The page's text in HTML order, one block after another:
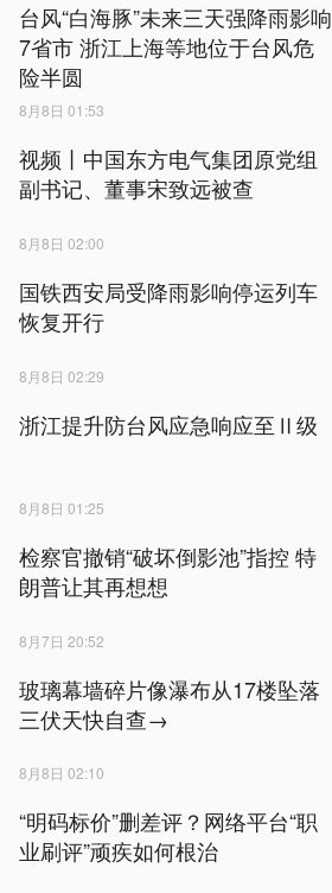
台风“白海豚”未来三天强降雨影响
7省市 浙江上海等地位于台风危
险半圆
8月8日 01:53
视频丨中国东方电气集团原党组
副书记、董事宋致远被查
8月8日 02:00
国铁西安局受降雨影响停运列车
恢复开行
8月8日 02:29
浙江提升防台风应急响应至Ⅱ级
8月8日 01:25
检察官撤销“破坏倒影池”指控 特
朗普让其再想想
8月7日 20:52
玻璃幕墙碎片像瀑布从17楼坠落
三伏天快自查→
8月8日 02:10
“明码标价”删差评？网络平台“职
业刷评”顽疾如何根治